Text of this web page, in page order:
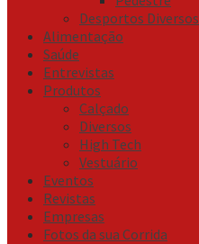
Desportos Diversos
Alimentação
Saúde
Entrevistas
Produtos
Calçado
Diversos
High Tech
Vestuário
Eventos
Revistas
Empresas
Fotos da sua Corrida